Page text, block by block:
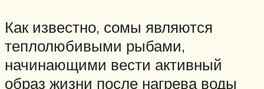
Как известно, сомы являются
теплолюбивыми рыбами,
начинающими вести активный
образ жизни после нагрева воды